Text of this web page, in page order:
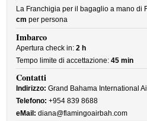
La Franchigia per il bagaglio a mano di
cm per persona
Imbarco
Apertura check in:2 h
Tempo limite di accettazione:45 min
Contatti
Indirizzo: Grand Bahama International
Telefono: +954 839 8688
eMail: diana@flamingoairbah.com